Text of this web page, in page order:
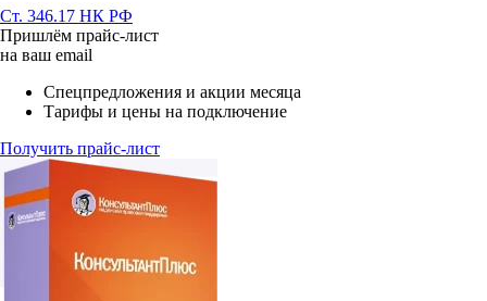
Ст. 346.17 НК РФ
Пришлём прайс-лист
на ваш email
Спецпредложения и акции месяца
Тарифы и цены на подключение
Получить прайс-лист